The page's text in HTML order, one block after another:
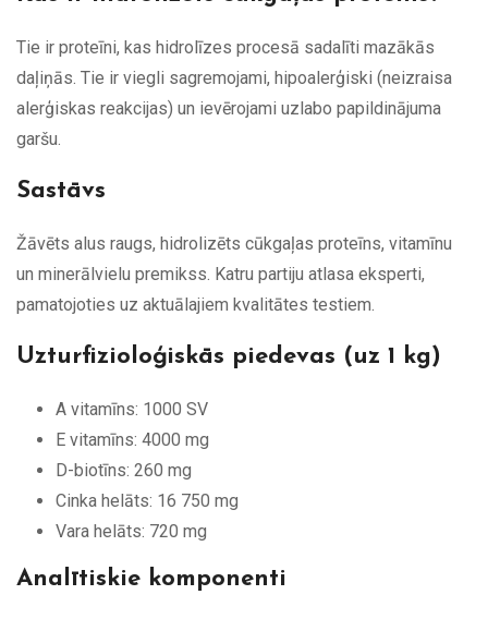
Tie ir proteīni, kas hidrolīzes procesā sadalīti mazākās
daļiņās. Tie ir viegli sagremojami, hipoalerģiski (neizraisa
alerģiskas reakcijas) un ievērojami uzlabo papildinājuma
garšu.
Sastāvs
Žāvēts alus raugs, hidrolizēts cūkgaļas proteīns, vitamīnu
un minerālvielu premikss. Katru partiju atlasa eksperti,
pamatojoties uz aktuālajiem kvalitātes testiem.
Uzturfizioloģiskās piedevas (uz 1 kg)
A vitamīns: 1000 SV
E vitamīns: 4000 mg
D-biotīns: 260 mg
Cinka helāts: 16 750 mg
Vara helāts: 720 mg
Analītiskie komponenti